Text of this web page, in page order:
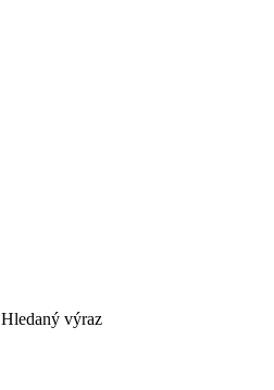
Hledaný výraz